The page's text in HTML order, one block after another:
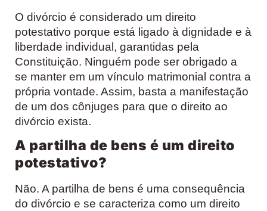
O divórcio é considerado um direito
potestativo porque está ligado à dignidade e à
liberdade individual, garantidas pela
Constituição. Ninguém pode ser obrigado a
se manter em um vínculo matrimonial contra a
própria vontade. Assim, basta a manifestação
de um dos cônjuges para que o direito ao
divórcio exista.
A partilha de bens é um direito
potestativo?
Não. A partilha de bens é uma consequência
do divórcio e se caracteriza como um direito